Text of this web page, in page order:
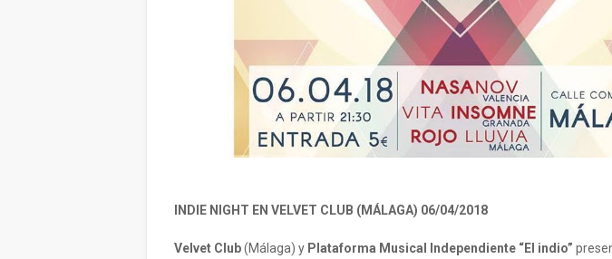
INDIE NIGHT EN VELVET CLUB (MÁLAGA) 06/04/2018
Velvet Club(Málaga) y Plataforma Musical Independiente “El indio”